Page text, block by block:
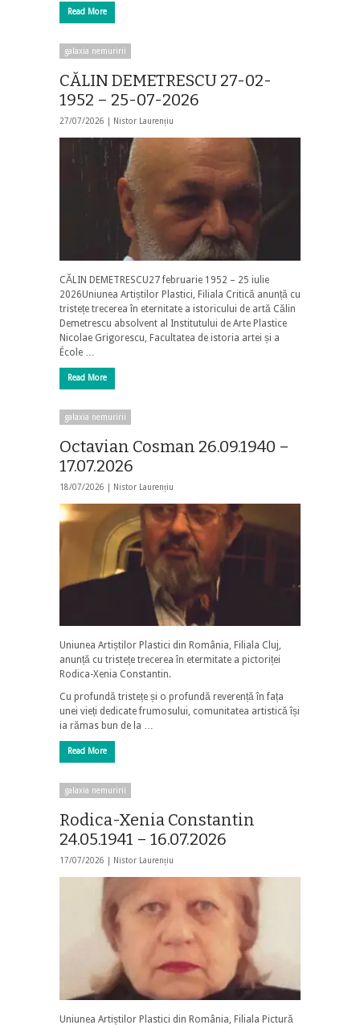
Read More
galaxia nemuririi
CĂLIN DEMETRESCU 27-02-
1952 – 25-07-2026
27/07/2026 | Nistor Laurențiu
CĂLIN DEMETRESCU27 februarie 1952 – 25 iulie
2026Uniunea Artiștilor Plastici, Filiala Critică anunță cu
tristețe trecerea în eternitate a istoricului de artă Călin
Demetrescu absolvent al Institutului de Arte Plastice
Nicolae Grigorescu, Facultatea de istoria artei și a
École …
Read More
galaxia nemuririi
Octavian Cosman 26.09.1940 –
17.07.2026
18/07/2026 | Nistor Laurențiu
Uniunea Artiștilor Plastici din România, Filiala Cluj,
anunță cu tristețe trecerea în etermitate a pictoriței
Rodica-Xenia Constantin.
Cu profundă tristețe și o profundă reverență în fața
unei vieți dedicate frumosului, comunitatea artistică își
ia rămas bun de la …
Read More
galaxia nemuririi
Rodica-Xenia Constantin
24.05.1941 – 16.07.2026
17/07/2026 | Nistor Laurențiu
Uniunea Artiștilor Plastici din România, Filiala Pictură